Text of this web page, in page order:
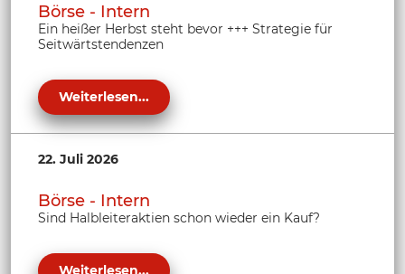
Börse - Intern
Ein heißer Herbst steht bevor +++ Strategie für
Seitwärtstendenzen
Weiterlesen...
22. Juli 2026
Börse - Intern
Sind Halbleiteraktien schon wieder ein Kauf?
Weiterlesen...